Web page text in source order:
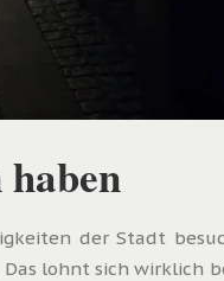
haben
der Stadt
lohnt sich